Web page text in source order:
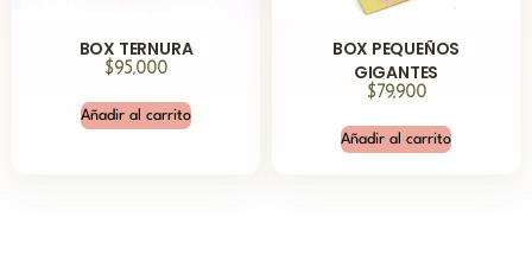
BOX TERNURA
$95,000
Añadir al carrito
BOX PEQUEÑOS
GIGANTES
$ 79,900
Añadir al carrito